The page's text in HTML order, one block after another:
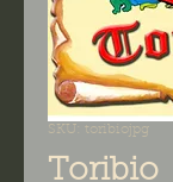
SKU: toribiojpg
Toribio